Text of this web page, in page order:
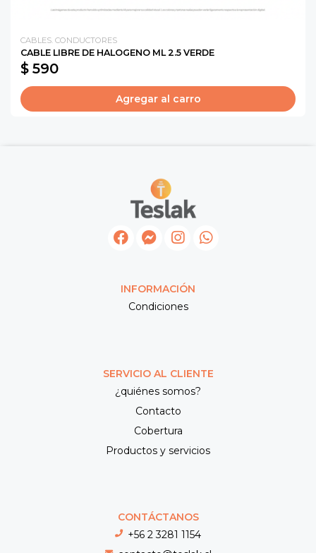
CABLES. CONDUCTORES
CABLE LIBRE DE HALOGENO ML 2.5 VERDE
$ 590
Agregar al carro
INFORMACIÓN
Condiciones
SERVICIO AL CLIENTE
¿quiénes somos?
Contacto
Cobertura
Productos y servicios
CONTÁCTANOS
+56 2 3281 1154